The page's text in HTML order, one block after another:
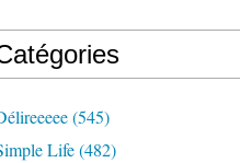
(545)
Life(482)